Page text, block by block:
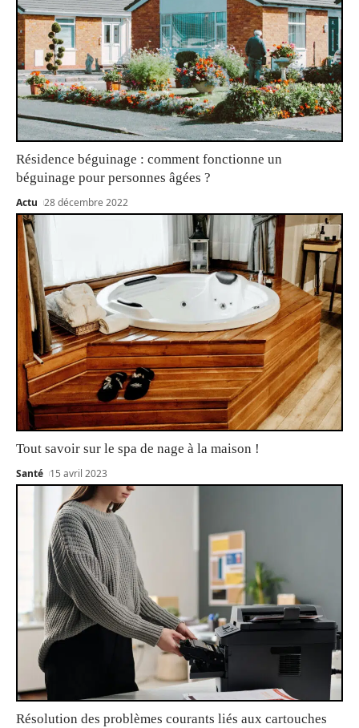
Résidence béguinage : comment fonctionne un
béguinage pour personnes âgées ?
Actu 28 décembre 2022
Tout savoir sur le spa de nage à la maison !
Santé 15 avril 2023
Résolution des problèmes courants liés aux cartouches